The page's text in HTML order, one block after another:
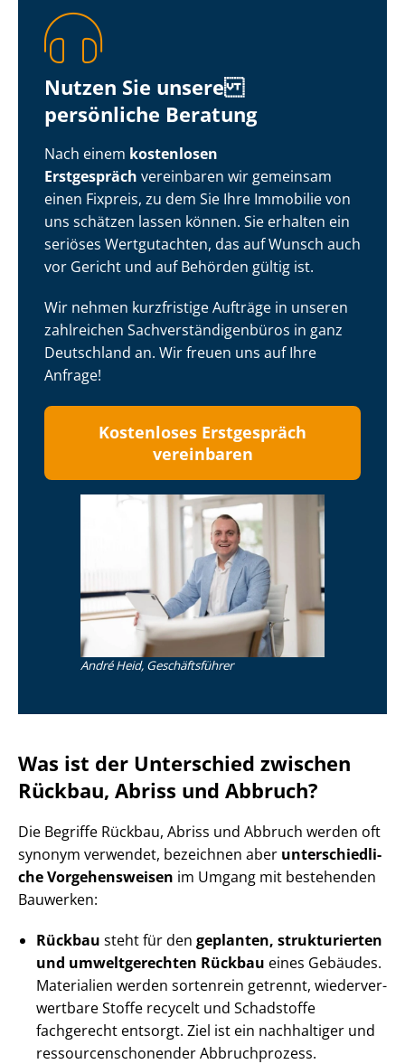
Nutzen Sie unsere
persönliche Beratung
Nach einem kostenlosen
Erstgespräch vereinbaren wir gemeinsam
einen Fixpreis, zu dem Sie Ihre Immobilie von
uns schätzen lassen können. Sie erhalten ein
seriöses Wertgutachten, das auf Wunsch auch
vor Gericht und auf Behörden gültig ist.
Wir nehmen kurzfristige Aufträge in unseren
zahlreichen Sach­ver­stän­di­gen­bü­ros in ganz
Deutschland an. Wir freuen uns auf Ihre
Anfrage!
Kostenloses Erstgespräch
vereinbaren
André Heid, Geschäftsführer
Was ist der Unterschied zwischen
Rückbau, Abriss und Abbruch?
Die Begriffe Rückbau, Abriss und Abbruch werden oft
synonym verwendet, bezeichnen aber un­ter­schied­li­
che Vorgehensweisen im Umgang mit bestehenden
Bauwerken:
Rückbau steht für den geplanten, strukturierten
und umweltgerechten Rückbau eines Gebäudes.
Materialien werden sortenrein getrennt, wie­der­ver­
wert­ba­re Stoffe recycelt und Schadstoffe
fachgerecht entsorgt. Ziel ist ein nachhaltiger und
res­sour­cen­scho­nen­der Abbruchprozess.